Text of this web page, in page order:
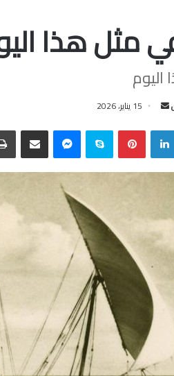
هذا اليوم
أرسل
إلكترونيا
15 يناير، 2026
لينكدإن بينتيريستسكايب ماسنجر مشاركة عبر البريد